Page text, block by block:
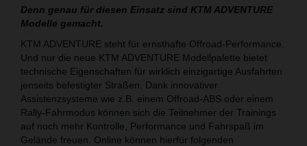
Denn genau für diesen Einsatz sind KTM ADVENTURE
Modelle gemacht.
KTM ADVENTURE steht für ernsthafte Offroad-Performance.
Und nur die neue KTM ADVENTURE Modellpalette bietet
technische Eigenschaften für wirklich einzigartige Ausfahrten
jenseits befestigter Straßen. Dank innovativer
Assistenzsysteme wie z.B. einem Offroad-ABS oder einem
Rally-Fahrmodus können sich die Teilnehmer der Trainings
auf noch mehr Kontrolle, Performance und Fahrspaß im
Gelände freuen. Online können hierfür folgenden